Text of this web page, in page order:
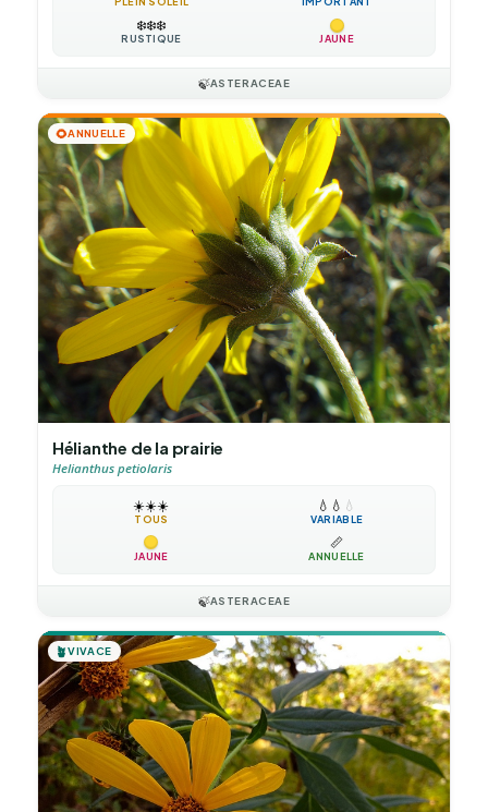
❄️❄️❄️
RUSTIQUE JAUNE
🍃ASTERACEAE
🌻ANNUELLE
Hélianthe de la prairie
Helianthus petiolaris
☀️☀️☀️
TOUS
💧 💧 💧
VARIABLE
JAUNE
📏
ANNUELLE
🍃ASTERACEAE
🪴VIVACE